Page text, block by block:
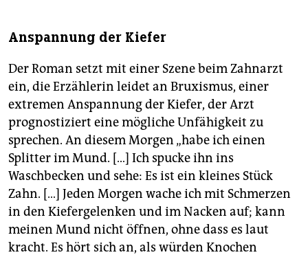
Anspannung der Kiefer
Der Roman setzt mit einer Szene beim Zahnarzt
ein, die Erzählerin leidet an Bruxismus, einer
extremen Anspannung der Kiefer, der Arzt
prognostiziert eine mögliche Unfähigkeit zu
sprechen. An diesem Morgen „habe ich einen
Splitter im Mund. […] Ich spucke ihn ins
Waschbecken und sehe: Es ist ein kleines Stück
Zahn. […] Jeden Morgen wache ich mit Schmerzen
in den Kiefergelenken und im Nacken auf; kann
meinen Mund nicht öffnen, ohne dass es laut
kracht. Es hört sich an, als würden Knochen